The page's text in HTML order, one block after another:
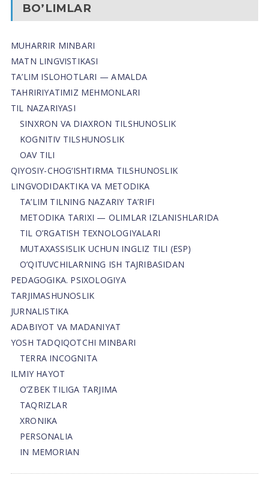
BO’LIMLAR
MUHARRIR MINBARI
MATN LINGVISTIKASI
TA’LIM ISLOHOTLARI — AMALDA
TAHRIRIYATIMIZ MEHMONLARI
TIL NAZARIYASI
SINXRON VA DIAXRON TILSHUNOSLIK
KOGNITIV TILSHUNOSLIK
OAV TILI
QIYOSIY-CHOG‘ISHTIRMA TILSHUNOSLIK
LINGVODIDAKTIKA VA METODIKA
TA’LIM TILNING NAZARIY TA’RIFI
METODIKA TARIXI — OLIMLAR IZLANISHLARIDA
TIL O’RGATISH TEXNOLOGIYALARI
MUTAXASSISLIK UCHUN INGLIZ TILI (ESP)
O’QITUVCHILARNING ISH TAJRIBASIDAN
PEDAGOGIKA. PSIXOLOGIYA
TARJIMASHUNOSLIK
JURNALISTIKA
ADABIYOT VA MADANIYAT
YOSH TADQIQOTCHI MINBARI
TERRA INCOGNITA
ILMIY HAYOT
O’ZBEK TILIGA TARJIMA
TAQRIZLAR
XRONIKA
PERSONALIA
IN MEMORIAN